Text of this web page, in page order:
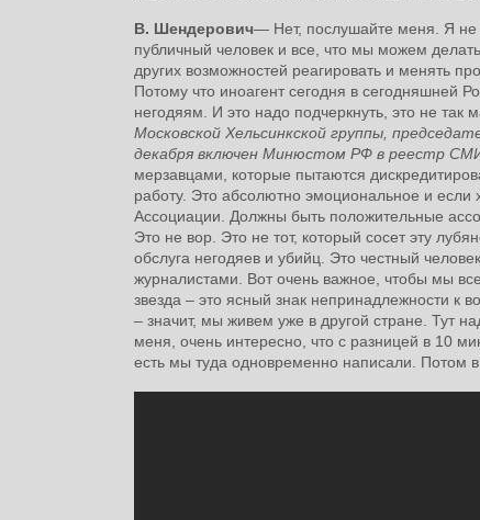
В. Шендерович― Нет, послушайте меня. Я не
публичный человек и все, что мы можем
других возможностей реагировать и менять
Потому что иноагент сегодня в сегодняшней
негодяям. И это надо подчеркнуть, это не так
Московской Хельсинкской группы,
декабря включен Минюстом РФ в реестр
мерзавцами, которые пытаются
работу. Это абсолютно эмоциональное и если
Ассоциации. Должны быть положительные
Это не вор. Это не тот, который сосет эту
обслуга негодяев и убийц. Это честный
журналистами. Вот очень важное, чтобы мы
звезда – это ясный знак непринадлежности к
– значит, мы живем уже в другой стране. Тут
меня, очень интересно, что с разницей в 10
есть мы туда одновременно написали. Потом